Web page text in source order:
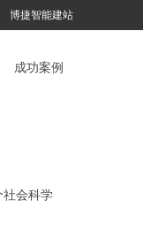
博捷智能建站
成功案例
社会科学